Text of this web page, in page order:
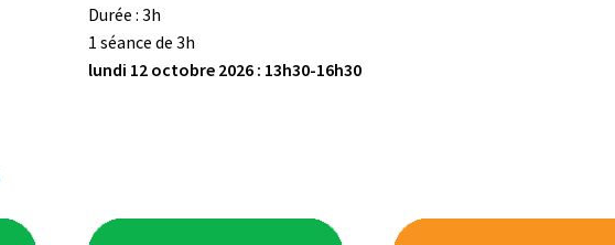
Durée : 3h ­
1 séance de 3h
lundi 12 octobre 2026 : 13h30-16h30